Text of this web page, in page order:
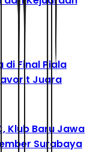
di Final Piala
Juara
Klub Baru Jawa
Surabaya